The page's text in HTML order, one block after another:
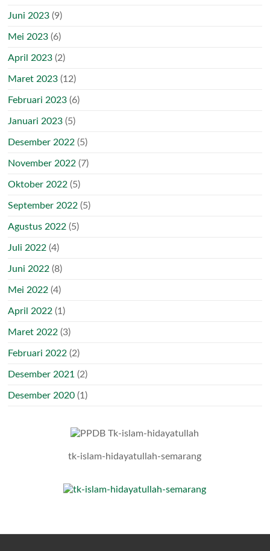
Juni 2023 (9)
Mei 2023 (6)
April 2023 (2)
Maret 2023 (12)
Februari 2023 (6)
Januari 2023 (5)
Desember 2022 (5)
November 2022 (7)
Oktober 2022 (5)
September 2022 (5)
Agustus 2022 (5)
Juli 2022 (4)
Juni 2022 (8)
Mei 2022 (4)
April 2022 (1)
Maret 2022 (3)
Februari 2022 (2)
Desember 2021 (2)
Desember 2020 (1)
tk-islam-hidayatullah-semarang